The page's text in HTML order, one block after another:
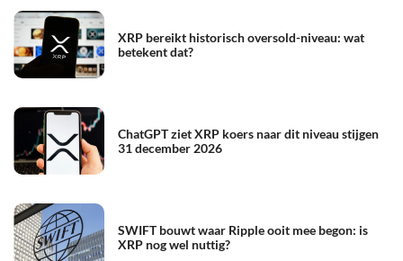
XRP bereikt historisch oversold-niveau: wat
betekent dat?
ChatGPT ziet XRP koers naar dit niveau stijgen
31 december 2026
SWIFT bouwt waar Ripple ooit mee begon: is
XRP nog wel nuttig?